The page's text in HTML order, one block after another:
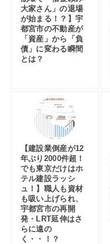
大家さん」の退場
が始まる！？】宇
都宮市の不動産が
「資産」から「負
債」に変わる瞬間
とは？
【建設業倒産が12
年ぶり2000件超！
でも東京だけはホ
テル建設ラッシ
ュ！】職人も資材
も吸い上げられ、
宇都宮市の再開
発・LRT延伸はさ
らに遠の
く・・！？